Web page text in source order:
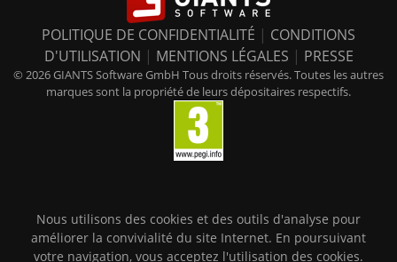
POLITIQUE DE CONFIDENTIALITÉ | CONDITIONS
D'UTILISATION | MENTIONS LÉGALES | PRESSE
© 2026 GIANTS Software GmbH Tous droits réservés. Toutes les autres
marques sont la propriété de leurs dépositaires respectifs.
Nous utilisons des cookies et des outils d'analyse pour
améliorer la convivialité du site Internet. En poursuivant
votre navigation, vous acceptez l'utilisation des cookies.